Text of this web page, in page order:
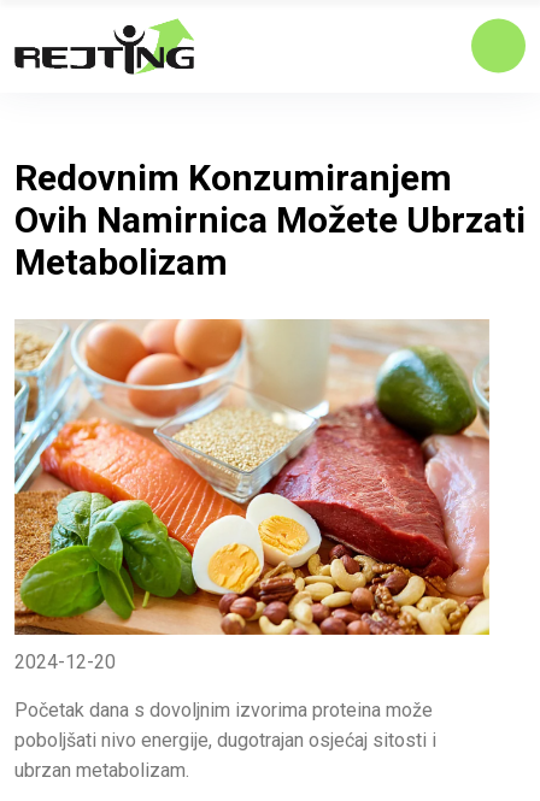
Redovnim Konzumiranjem
Ovih Namirnica Možete Ubrzati
Metabolizam
2024-12-20
Početak dana s dovoljnim izvorima proteina može
poboljšati nivo energije, dugotrajan osjećaj sitosti i
ubrzan metabolizam.